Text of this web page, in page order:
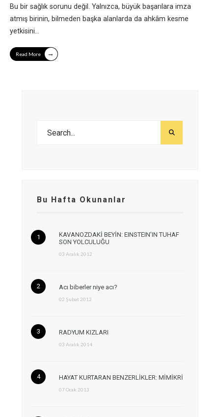
Bu bir sağlık sorunu değil. Yalnızca, büyük başarılara imza
atmış birinin, bilmeden başka alanlarda da ahkâm kesme
yetkisini...
Read More →
Bu Hafta Okunanlar
KAVANOZDAKİ BEYİN: EINSTEIN’IN TUHAF
SON YOLCULUĞU
03 Aralık 2012
Acı biberler niye acı?
02 Şubat 2012
RADYUM KIZLARI
03 Aralık 2014
HAYAT KURTARAN BENZERLİKLER: MİMİKRİ
07 Ocak 2013